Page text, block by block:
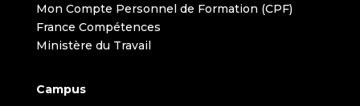
Mon Compte Personnel de Formation (CPF)
France Compétences
Ministère du Travail
Campus